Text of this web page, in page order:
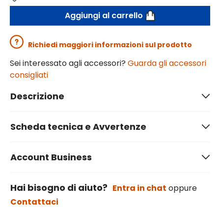
Aggiungi al carrello
Richiedi maggiori informazioni sul prodotto
Sei interessato agli accessori? Guarda gli accessori
consigliati
Descrizione
Scheda tecnica e Avvertenze
Account Business
Hai bisogno di aiuto? Entra in chat oppure
Contattaci